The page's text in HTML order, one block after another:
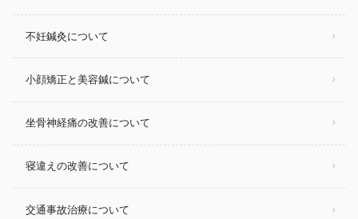
不妊鍼灸について
小顔矯正と美容鍼について
坐骨神経痛の改善について
寝違えの改善について
交通事故治療について